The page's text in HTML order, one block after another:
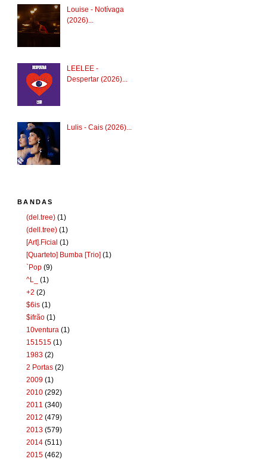
Louise - Notívaga
(2026)...
LEELEE -
Despertar (2026)...
Lulis - Cais (2026)...
BANDAS
(del.tree) (1)
(dell.tree) (1)
[Art].Ficial (1)
[Quarteto] Bumba [Trio] (1)
`Pop (9)
^L_
(1)
+2 (2)
$6is (1)
$ifrão (1)
10ventura (1)
151515 (1)
1983 (2)
2 Portas (2)
2009 (1)
2010 (292)
2011 (340)
2012 (479)
2013 (579)
2014 (511)
2015 (462)